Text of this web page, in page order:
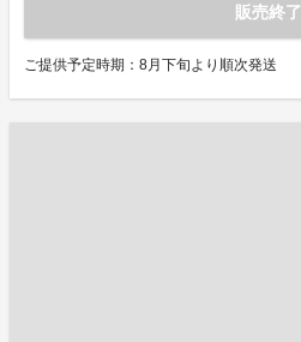
販売終了
ご提供予定時期：8月下旬より順次発送